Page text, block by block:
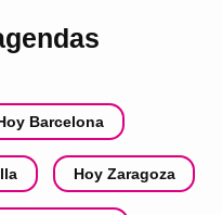
Barcelona
Hoy Zaragoza